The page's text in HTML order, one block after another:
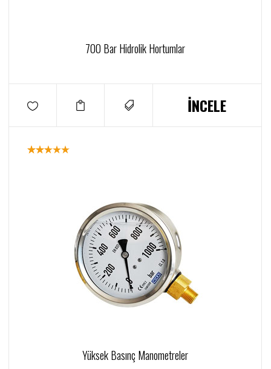
700 Bar Hidrolik Hortumlar
İNCELE
Yüksek Basınç Manometreler